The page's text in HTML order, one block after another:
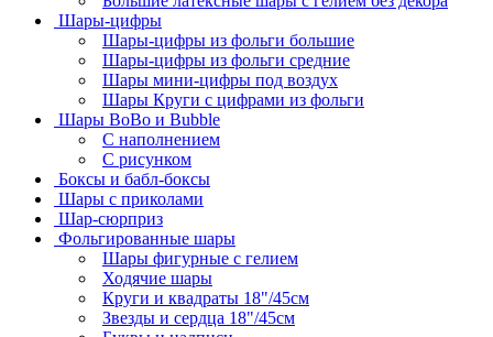
Шары-цифры
Шары-цифры из фольги большие
Шары-цифры из фольги средние
Шары мини-цифры под воздух
Шары Круги с цифрами из фольги
Шары BoBo и Bubble
С наполнением
С рисунком
Боксы и бабл-боксы
Шары с приколами
Шар-сюрприз
Фольгированные шары
Шары фигурные с гелием
Ходячие шары
Круги и квадраты 18"/45см
Звезды и сердца 18"/45см